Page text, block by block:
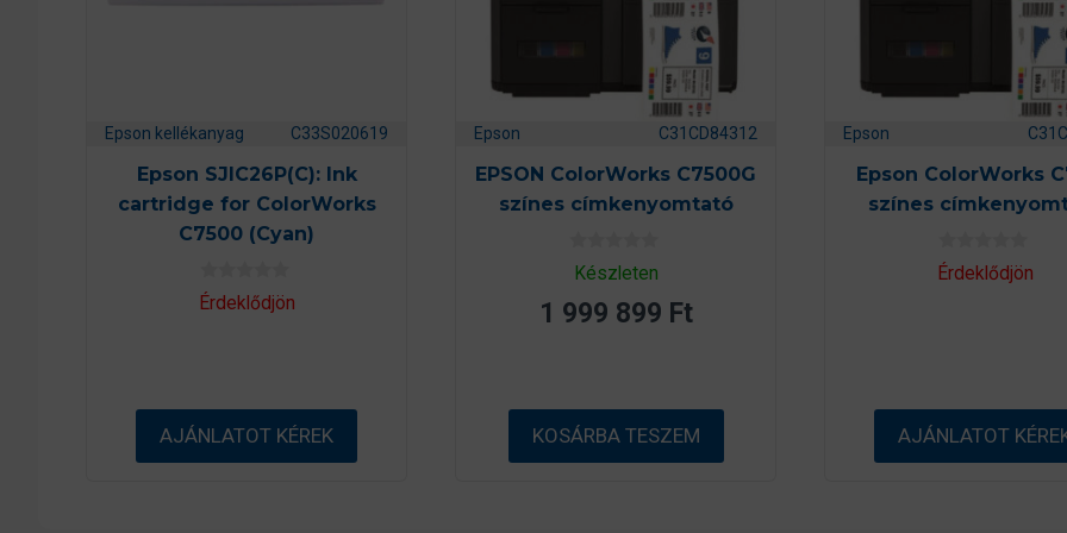
Epson kellékanyag C33S020619
Epson SJIC26P(C): Ink
cartridge for ColorWorks
C7500 (Cyan)
0
a
l
Érdeklődjön
AJÁNLATOT KÉREK
Epson C31CD84312
EPSON ColorWorks C7500G
színes címkenyomtató
0
a
5
Készleten
1 999 899 Ft
KOSÁRBA TESZEM
Epson
Epson ColorWorks
színes
0
aÉrdeklődjön
AJÁNLATOT